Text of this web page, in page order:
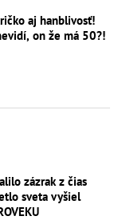
aj hanblivosť!
on že má 50?!
zázrak z čias
sveta vyšiel